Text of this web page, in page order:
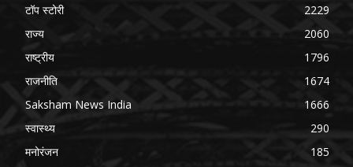
टॉप स्टोरी
2229
राज्य
2060
राष्ट्रीय
1796
राजनीति
1674
Saksham News India
1666
स्वास्थ्य
290
मनोरंजन
185